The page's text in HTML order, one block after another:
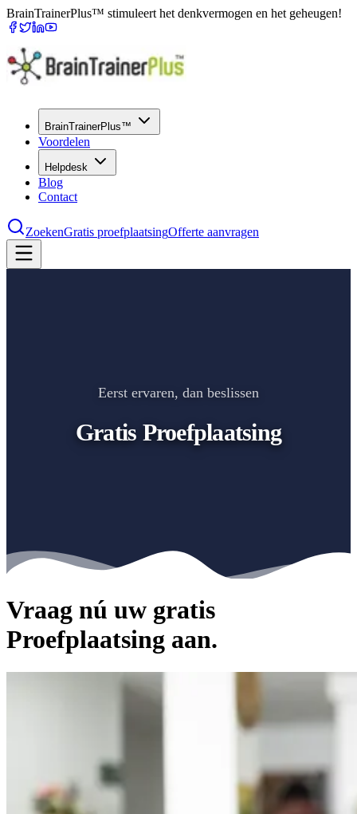
BrainTrainerPlus™ stimuleert het denkvermogen en het geheugen!
BrainTrainerPlus™
Voordelen
Helpdesk
Blog
Contact
ZoekenGratis proefplaatsingOfferte aanvragen
Eerst ervaren, dan beslissen
Gratis Proefplaatsing
Vraag nú uw gratis
Proefplaatsing aan.